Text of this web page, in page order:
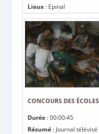
Lieux : Epinal
CONCOURS DES
Durée : 00:00:45
Résumé : Journal